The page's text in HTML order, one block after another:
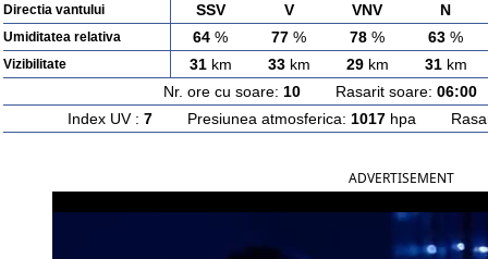
Directia vantului SSV V VNV N
Umiditatea relativa 64 % 77 % 78 % 63 %
Vizibilitate 31km 33km 29km 31km
Nr. ore cu soare: 10Rasarit soare: 06:00
Index UV : 7Presiunea atmosferica: 1017hpa
ADVERTISEMENT